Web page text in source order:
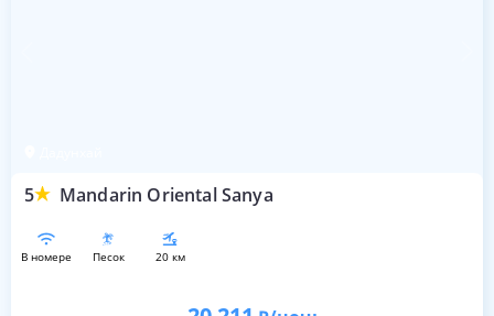
5 Mandarin Oriental Sanya
в номере песок 20 км